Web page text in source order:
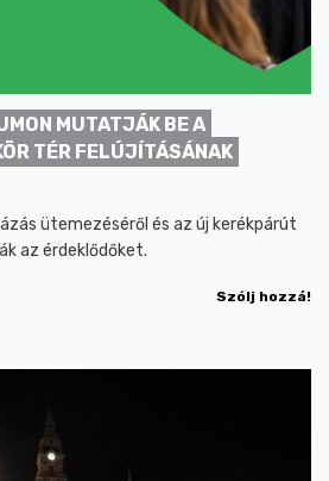
MUTATJÁK BE A
TÉR FELÚJÍTÁSÁNAK
ütemezéséről és az új kerékpárút
az érdeklődőket.
Szólj hozzá!